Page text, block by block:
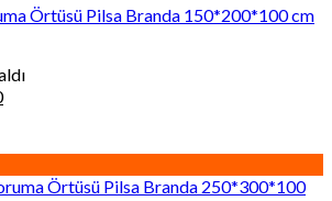
Örtüsü Pilsa Branda 150*200*100 cm
Şu
₺1.350,00.